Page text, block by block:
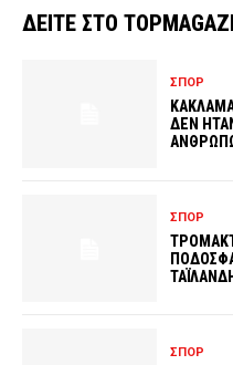
ΔΕΙΤΕ ΣΤΟ
ΣΠΟΡ
ΔΕΝ
ΣΠΟΡ
ΣΠΟΡ